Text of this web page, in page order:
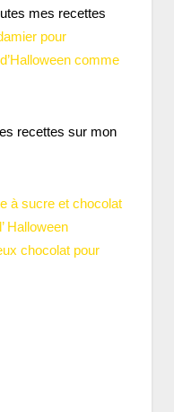
mes recettes
pour
comme
recettes sur mon
à sucre et chocolat
Halloween
chocolat pour